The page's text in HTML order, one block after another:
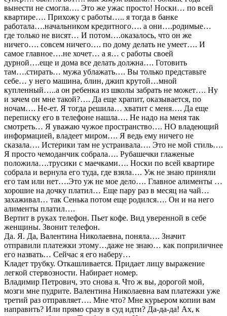
вынести не смогла…. Это же ужас просто! Носки… по всей
квартире…. Прихожу с работы….. я тогда в банке
работала….начальником кредитного…. а они….родимые…
где только не висят… И потом….оказалось, что он же
ничего…. совсем ничего…. по дому делать не умеет…. И
самое главное….не хочет… а я… с работы своей
дурной….еще и дома все делать должна…. Готовить
там….стирать… мужа ублажать…. Вы только представьте
себе… у него машина, блин, джип крутой…мной
купленный…..а он ребенка из школы забрать не может…. Ну
и зачем он мне такой?…. Да еще храпит, оказывается, по
ночам…. Не-ет. Я тогда решила… хватит с меня…. Да еще
переписку его в телефоне нашла…. Не надо на меня так
смотреть… Я уважаю чужое пространство…. НО владеющий
информацией, владеет миром…. Я ведь ему ничего не
сказала…. Истерики там не устраивала…. Это не мой стиль….
Я просто чемоданчик собрала…. Рубашечки глаженые
положила….трусики с маечками…. Носки по всей квартире
собрала и вернула его туда, где взяла…. Уж не знаю приняли
его там или нет….Это уж не мое дело…. Главное алименты …
хорошие на дочку платил… Еще пару раз в месяц на чай…
захаживал… так Сенька потом еще родился…. Он и на него
алименты платил….
Вертит в руках телефон. Пьет кофе. Вид уверенной в себе
женщины. Звонит телефон.
Да. Я. Да, Валентина Николаевна, поняла…. Значит
отправили платежки этому…даже не знаю… как поприличнее
его назвать… Сейчас я его наберу…
Кладет трубку. Откашливается. Придает лицу выражение
легкой стервозности. Набирает номер.
Владимир Петрович, это снова я. Что ж вы, дорогой мой,
мозги мне пудрите. Валентина Николаевна вам платежки уже
третий раз отправляет…. Мне что? Мне курьером копии вам
направить? Или прямо сразу в суд идти? Да-да-да! Ах, к